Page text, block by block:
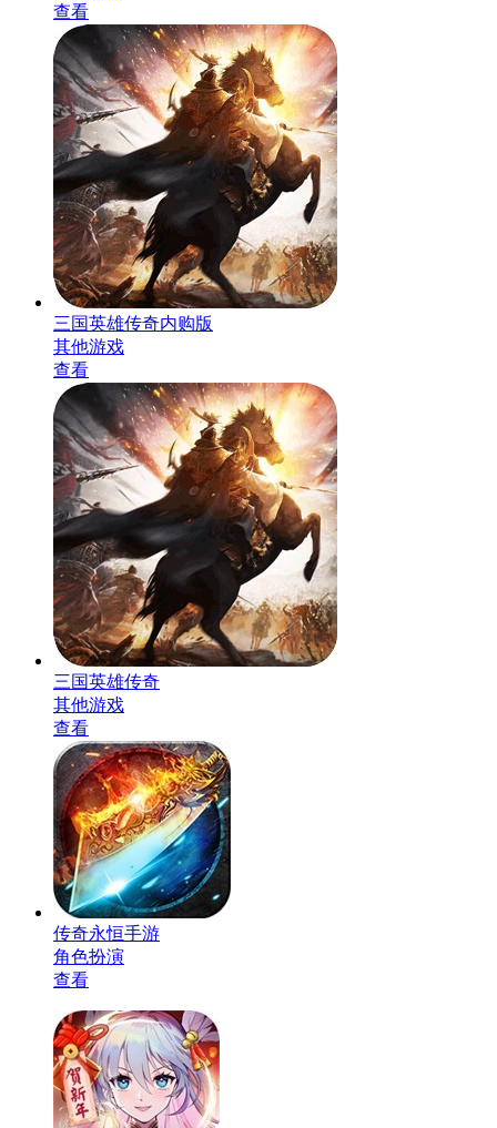
查看
三国英雄传奇内购版
其他游戏
查看
三国英雄传奇
其他游戏
查看
传奇永恒手游
角色扮演
查看